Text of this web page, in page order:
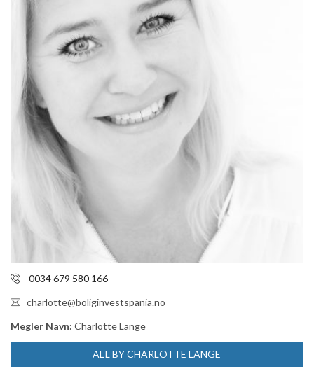
0034 679 580 166
charlotte@boliginvestspania.no
Megler Navn: Charlotte Lange
ALL BY CHARLOTTE LANGE